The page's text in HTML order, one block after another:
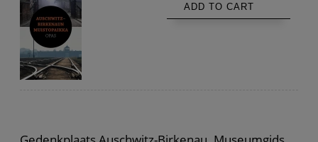
ADD TO CART